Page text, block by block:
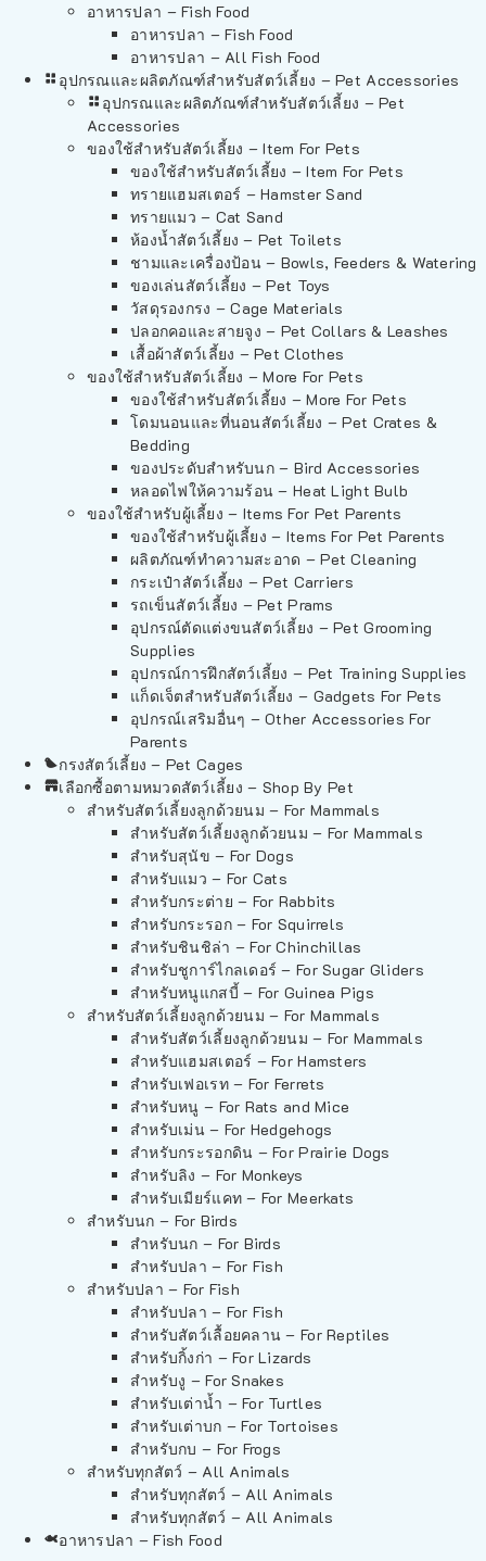
อาหารปลา – Fish Food
อาหารปลา – Fish Food
อาหารปลา – All Fish Food
อุปกรณและผลิตภัณฑ์สำหรับสัตว์เลี้ยง – Pet Accessories
อุปกรณและผลิตภัณฑ์สำหรับสัตว์เลี้ยง – Pet
Accessories
ของใช้สำหรับสัตว์เลี้ยง – Item For Pets
ของใช้สำหรับสัตว์เลี้ยง – Item For Pets
ทรายแฮมสเตอร์ – Hamster Sand
ทรายแมว – Cat Sand
ห้องน้ำสัตว์เลี้ยง – Pet Toilets
ชามและเครื่องป้อน – Bowls, Feeders & Watering
ของเล่นสัตว์เลี้ยง – Pet Toys
วัสดุรองกรง – Cage Materials
ปลอกคอและสายจูง – Pet Collars & Leashes
เสื้อผ้าสัตว์เลี้ยง – Pet Clothes
ของใช้สำหรับสัตว์เลี้ยง – More For Pets
ของใช้สำหรับสัตว์เลี้ยง – More For Pets
โดมนอนและที่นอนสัตว์เลี้ยง – Pet Crates &
Bedding
ของประดับสำหรับนก – Bird Accessories
หลอดไฟให้ความร้อน – Heat Light Bulb
ของใช้สำหรับผู้เลี้ยง – Items For Pet Parents
ของใช้สำหรับผู้เลี้ยง – Items For Pet Parents
ผลิตภัณฑ์ทำความสะอาด – Pet Cleaning
กระเป๋าสัตว์เลี้ยง – Pet Carriers
รถเข็นสัตว์เลี้ยง – Pet Prams
อุปกรณ์ตัดแต่งขนสัตว์เลี้ยง – Pet Grooming
Supplies
อุปกรณ์การฝึกสัตว์เลี้ยง – Pet Training Supplies
แก็ดเจ็ตสำหรับสัตว์เลี้ยง – Gadgets For Pets
อุปกรณ์เสริมอื่นๆ – Other Accessories For
Parents
กรงสัตว์เลี้ยง – Pet Cages
เลือกซื้อตามหมวดสัตว์เลี้ยง – Shop By Pet
สำหรับสัตว์เลี้ยงลูกด้วยนม – For Mammals
สำหรับสัตว์เลี้ยงลูกด้วยนม – For Mammals
สำหรับสุนัข – For Dogs
สำหรับแมว – For Cats
สำหรับกระต่าย – For Rabbits
สำหรับกระรอก – For Squirrels
สำหรับชินชิล่า – For Chinchillas
สำหรับชูการ์ไกลเดอร์ – For Sugar Gliders
สำหรับหนูแกสบี้ – For Guinea Pigs
สำหรับสัตว์เลี้ยงลูกด้วยนม – For Mammals
สำหรับสัตว์เลี้ยงลูกด้วยนม – For Mammals
สำหรับแฮมสเตอร์ – For Hamsters
สำหรับเฟอเรท – For Ferrets
สำหรับหนู – For Rats and Mice
สำหรับเม่น – For Hedgehogs
สำหรับกระรอกดิน – For Prairie Dogs
สำหรับลิง – For Monkeys
สำหรับเมียร์แคท – For Meerkats
สำหรับนก – For Birds
สำหรับนก – For Birds
สำหรับปลา – For Fish
สำหรับปลา – For Fish
สำหรับปลา – For Fish
สำหรับสัตว์เลื้อยคลาน – For Reptiles
สำหรับกิ้งก่า – For Lizards
สำหรับงู – For Snakes
สำหรับเต่าน้ำ – For Turtles
สำหรับเต่าบก – For Tortoises
สำหรับกบ – For Frogs
สำหรับทุกสัตว์ – All Animals
สำหรับทุกสัตว์ – All Animals
สำหรับทุกสัตว์ – All Animals
อาหารปลา – Fish Food